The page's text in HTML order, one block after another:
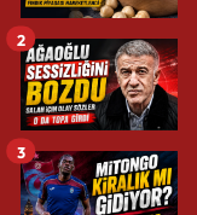
2
3